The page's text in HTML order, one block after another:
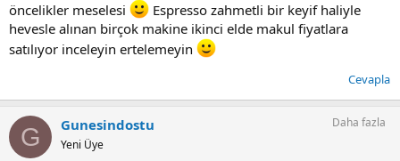
öncelikler meselesi
Espresso zahmetli bir keyif haliyle
hevesle alınan birçok makine ikinci elde makul fiyatlara
satılıyor inceleyin ertelemeyin
Cevapla
G Gunesindostu
Yeni Üye
Daha fazla